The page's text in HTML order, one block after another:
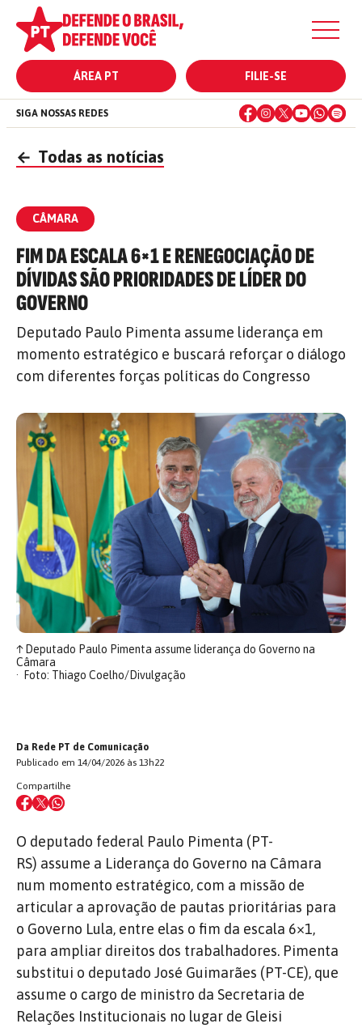
ÁREA PT FILIE-SE
SIGA NOSSAS REDES
← Todas as notícias
CÂMARA
FIM DA ESCALA 6×1 E RENEGOCIAÇÃO DE
DÍVIDAS SÃO PRIORIDADES DE LÍDER DO
GOVERNO
Deputado Paulo Pimenta assume liderança em
momento estratégico e buscará reforçar o diálogo
com diferentes forças políticas do Congresso
↑Deputado Paulo Pimenta assume liderança do Governo na
Câmara
Foto: Thiago Coelho/Divulgação
Da Rede PT de Comunicação
Publicado em 14/04/2026 às 13h22
Compartilhe
O deputado federal Paulo Pimenta (PT-
RS) assume a Liderança do Governo na Câmara
num momento estratégico, com a missão de
articular a aprovação de pautas prioritárias para
o Governo Lula, entre elas o fim da escala 6×1,
para ampliar direitos dos trabalhadores. Pimenta
substitui o deputado José Guimarães (PT-CE), que
assume o cargo de ministro da Secretaria de
Relações Institucionais no lugar de Gleisi